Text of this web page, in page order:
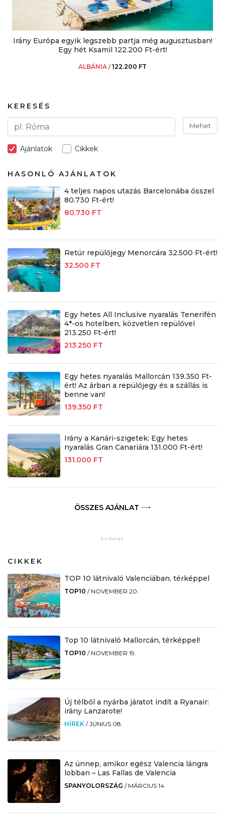
Irány Európa egyik legszebb partja még augusztusban!
Egy hét Ksamil 122.200 Ft-ért!
ALBÁNIA /122.200 FT
KERESÉS
Mehet
Ajánlatok Cikkek
HASONLÓ AJÁNLATOK
4 teljes napos utazás Barcelonába ősszel
80.730 Ft-ért!
80.730 FT
Retúr repülőjegy Menorcára 32.500 Ft-ért!
32.500 FT
Egy hetes All Inclusive nyaralás Tenerifén
4*-os hotelben, közvetlen repülővel
213.250 Ft-ért!
213.250 FT
Egy hetes nyaralás Mallorcán 139.350 Ft-
ért! Az árban a repülőjegy és a szállás is
benne van!
139.350 FT
Irány a Kanári-szigetek: Egy hetes
nyaralás Gran Canariára 131.000 Ft-ért!
131.000 FT
ÖSSZES AJÁNLAT
CIKKEK
TOP 10 látnivaló Valenciában, térképpel
TOP10 / NOVEMBER 20.
Top 10 látnivaló Mallorcán, térképpel!
TOP10 / NOVEMBER 19.
Új télből a nyárba járatot indít a Ryanair:
irány Lanzarote!
HÍREK /JÚNIUS 08.
Az ünnep, amikor egész Valencia lángra
lobban – Las Fallas de Valencia
SPANYOLORSZÁG / MÁRCIUS 14.